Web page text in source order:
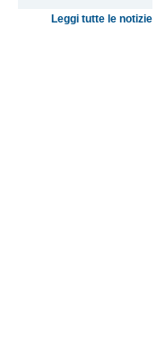
Leggi tutte le notizie